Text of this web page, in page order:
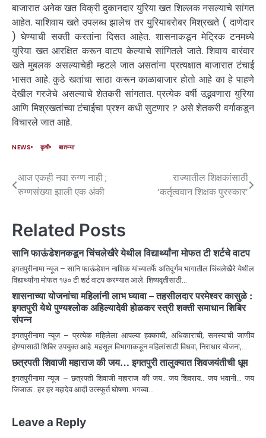
बाजारात अनेक खत विक्री दुकानदार युरिया खत शिल्लक नसल्याचे सांगत
आहेत. याशिवाय खते उपलब्ध झालेच तर युरियाबरोबर मिश्रखते ( दाणेदार
) घेण्याची सक्ती करतांना दिसत आहेत. शासनाकडून मेट्रिक टनमध्ये
युरिया खत आरक्षित करून वाटप केल्याचे सांगितले जाते. शिवाय वारंवार
खते मुबलक असल्याचेही म्हटले जात असतांना प्रत्यक्षात बाजारात टंचाई
भासत आहे. कुठे खतांचा साठा करून काळाबाजार होतो आहे का हे पाहणे
देखील गरजेचे असल्याचे शेतकरी सांगतात. प्रत्येक वर्षी उद्भवणारा युरिया
आणि मिश्रखतांच्या टंचाईचा प्रश्न कधी सुटणार ? असे शेतकरी वर्गाकडून
विचारले जात आहे.
NEWS कृषी बातम्या
आज एकही नवा रुग्ण नाही ;
रुग्णसंख्या झाली एक अंकी
राज्यातील शिक्षकांसाठी
‘कर्तृत्ववान शिक्षक पुरस्कार’
Related Posts
सानि फाऊंडेशनकडून चिंचलेखैरे येथील विद्यार्थ्यांना मोफत टी शर्टचे वाटप
इगतपुरीनामा न्यूज – सानि फाऊंडेशन नाशिक यांच्यातर्फे अतिदूर्गम भागातील चिंचलेखैरे येथील
विद्यार्थ्यांना मोफत १७० टी शर्ट वाटप करण्यात आले. शिष्यवृतीसाठी…
शासनाच्या योजनांचा महिलांनी लाभ घ्यावा – तहसीलदार परमेश्वर कासुळे :
इगतपुरी येथे पुण्यश्लोक अहिल्यादेवी होळकर स्त्री शक्ती समाधान शिबिर
संपन्न
इगतपुरीनामा न्यूज – प्रत्येक महिलेला आपल्या हक्काची, अधिकाराची, समस्याची जाणीव
होण्यासाठी शिबिर उपयुक्त आहे. महसूल विभागाकडून महिलांसाठी विधवा, निराधार योजना,…
छत्रपती शिवाजी महाराज की जय… इगतपुरी तालुक्यात शिवजयंतीची धूम
इगतपुरीनामा न्यूज – छत्रपती शिवाजी महाराज की जय.. जय शिवराय.. जय भवानी… जय
जिजाऊ.. हर हर महादेव आदी उत्स्फूर्त घोषणा..भगव्या…
Leave a Reply